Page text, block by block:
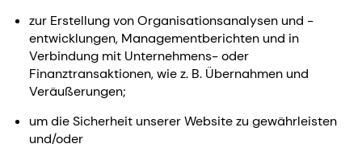
zur Erstellung von Organisationsanalysen und -
entwicklungen, Managementberichten und in
Verbindung mit Unternehmens- oder
Finanztransaktionen, wie z. B. Übernahmen und
Veräußerungen;
um die Sicherheit unserer Website zu gewährleisten
und/oder